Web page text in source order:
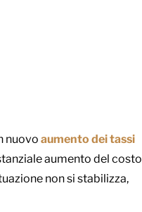
nuovo aumento dei tassi
aumento del costo
non si stabilizza,